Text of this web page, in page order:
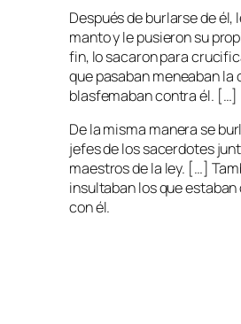
Después de burlarse de él,
manto y le pusieron su
fin, lo sacaron para
que pasaban meneaban la
blasfemaban contra él. […]
De la misma manera se
jefes de los sacerdotes
maestros de la ley. […]
insultaban los que
con él.